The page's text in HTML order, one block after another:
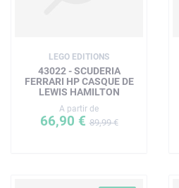
LEGO EDITIONS
43022 - SCUDERIA
FERRARI HP CASQUE DE
LEWIS HAMILTON
A partir de
66,90 €89,99 €